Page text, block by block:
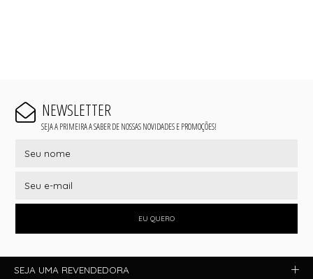
NEWSLETTER
SEJA A PRIMEIRA A SABER DE NOSSAS NOVIDADES E PROMOÇÕES!
EU QUERO
SEJA UMA REVENDEDORA